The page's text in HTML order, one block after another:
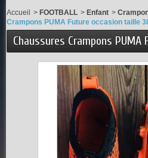
Accueil > FOOTBALL > Enfant >
Crampons PUMA Future occasion taille
Chaussures Crampons